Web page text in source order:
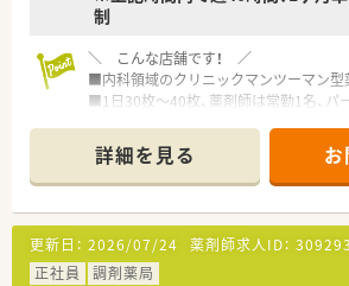
■年間休日120日以上、また年次有給休暇
■産休・育休制度を取得され復帰した従業
業制度も整備され、どなたでも働きやす
■研修は、取引業者との勉強会のほか、人
■社員割引やレジャー施設の利用など、
ます。
■本人からの希望がない限り、基本的に
はございません。
■定着率の高い会社で10年以上ご勤務
数在籍されています。
制
＼ こんな店舗です！ ／
■内科領域のクリニックマンツーマン型
■1日30枚～40枚、薬剤師は常勤1名、パ
■こちらの店舗をメイン勤務とする管理
＼ こんな方におススメ ／
■企業の安定性も欲しい！でも中小の自
■少人数体制の薬局での勤務を希望する
■ラウンダー勤務を希望する方！
■管理薬剤師にチャレンジしたい方！
詳細を見る
更新日： 2026/07/24 薬剤師求人ID： 309293
正社員
調剤薬局